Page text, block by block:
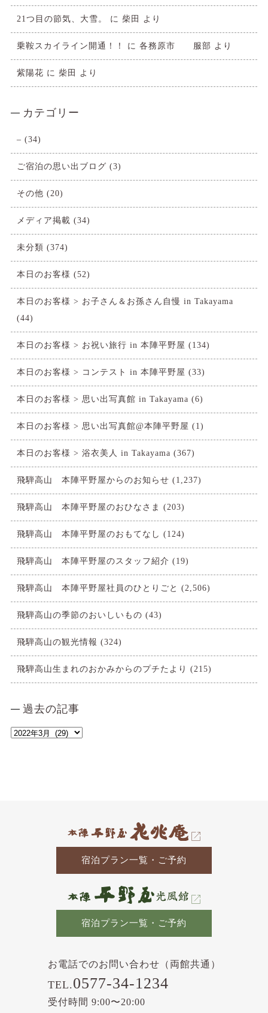
21つ目の節気、大雪。 に 柴田 より
乗鞍スカイライン開通！！ に 各務原市 服部 より
紫陽花 に 柴田 より
カテゴリー
– (34)
ご宿泊の思い出ブログ (3)
その他 (20)
メディア掲載 (34)
未分類 (374)
本日のお客様 (52)
本日のお客様 > お子さん＆お孫さん自慢 in Takayama
(44)
本日のお客様 > お祝い旅行 in 本陣平野屋 (134)
本日のお客様 > コンテスト in 本陣平野屋 (33)
本日のお客様 > 思い出写真館 in Takayama (6)
本日のお客様 > 思い出写真館@本陣平野屋 (1)
本日のお客様 > 浴衣美人 in Takayama (367)
飛騨高山 本陣平野屋からのお知らせ (1,237)
飛騨高山 本陣平野屋のおひなさま (203)
飛騨高山 本陣平野屋のおもてなし (124)
飛騨高山 本陣平野屋のスタッフ紹介 (19)
飛騨高山 本陣平野屋社員のひとりごと (2,506)
飛騨高山の季節のおいしいもの (43)
飛騨高山の観光情報 (324)
飛騨高山生まれのおかみからのプチたより (215)
過去の記事
過
宿泊プラン一覧・ご予約
宿泊プラン一覧・ご予約
お電話でのお問い合わせ（両館共通）
TEL.0577-34-1234
受付時間 9:00〜20:00